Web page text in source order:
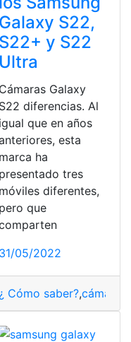
Galaxy S22
Galaxy S22,
S22+ y S22
Ultra
Cámaras Galaxy
S22 diferencias. Al
igual que en años
esta
marca ha
presentado tres
móviles diferentes,
pero que
31/05/2022
¿ Cómo saber?,cámaras